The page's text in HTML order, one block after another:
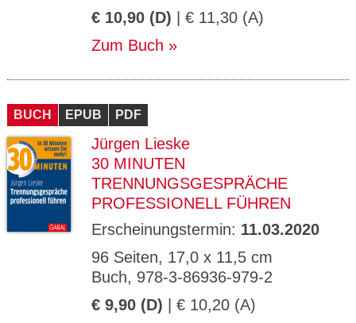
€ 10,90 (D) | € 11,30 (A)
Zum Buch
BUCH EPUB PDF
Jürgen Lieske
30 MINUTEN
TRENNUNGSGESPRÄCHE
PROFESSIONELL FÜHREN
Erscheinungstermin: 11.03.2020
96 Seiten, 17,0 x 11,5 cm
Buch, 978-3-86936-979-2
€ 9,90 (D) | € 10,20 (A)